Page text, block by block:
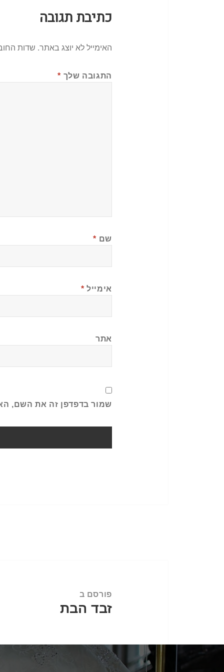
כתיבת תגובה
האימייל לא יוצג באתר. שדות
התגובה שלך *
שם *
אימייל *
אתר
שמור בדפדפן זה את השם,
פורסם ב
זבד הבת